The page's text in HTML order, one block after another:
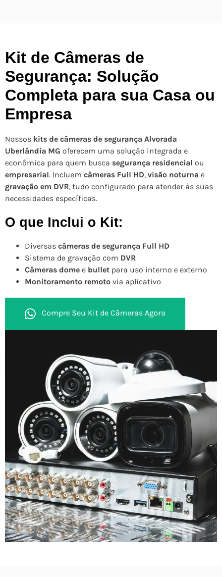
Kit de Câmeras de
Segurança: Solução
Completa para sua Casa ou
Empresa
Nossos kits de câmeras de segurança Alvorada
Uberlândia MG oferecem uma solução integrada e
econômica para quem busca segurança residencial ou
empresarial. Incluem câmeras Full HD, visão noturna e
gravação em DVR, tudo configurado para atender às suas
necessidades específicas.
O que Inclui o Kit:
Diversas câmeras de segurança Full HD
Sistema de gravação com DVR
Câmeras dome e bullet para uso interno e externo
Monitoramento remoto via aplicativo
Compre Seu Kit de Câmeras Agora